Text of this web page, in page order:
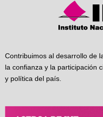
Contribuimos al desarrollo de
la confianza y la participación
y política del país.